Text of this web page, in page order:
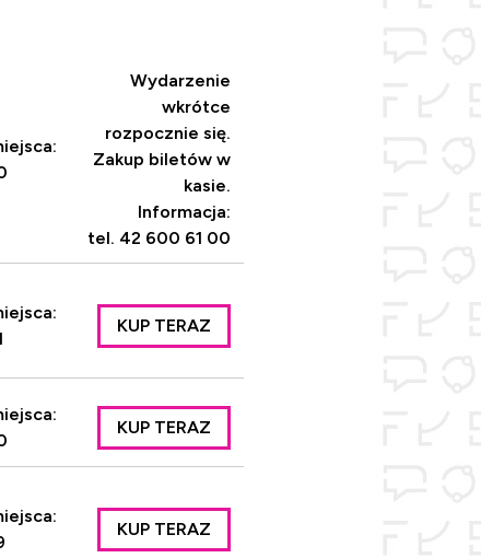
Wydarzenie
wkrótce
rozpocznie się.
Zakup biletów w
kasie.
Informacja:
tel. 42 600 61 00
KUP TERAZ
KUP TERAZ
KUP TERAZ